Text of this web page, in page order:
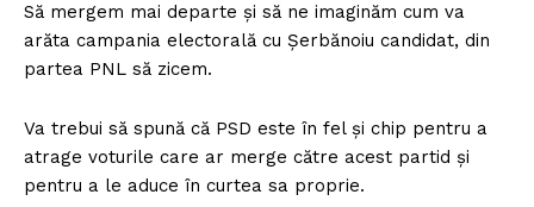
Să mergem mai departe și să ne imaginăm cum va
arăta campania electorală cu Șerbănoiu candidat, din
partea PNL să zicem.
Va trebui să spună că PSD este în fel și chip pentru a
atrage voturile care ar merge către acest partid și
pentru a le aduce în curtea sa proprie.